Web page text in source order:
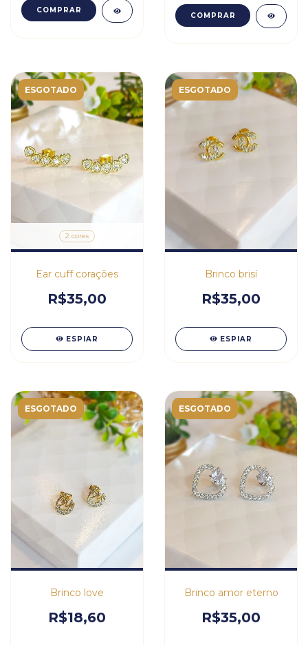
COMPRAR
COMPRAR
ESGOTADO
2 cores
Ear cuff corações
R$35,00
ESPIAR
ESGOTADO
Brinco brisí
R$35,00
ESPIAR
ESGOTADO
Brinco love
R$18,60
ESGOTADO
Brinco amor eterno
R$35,00